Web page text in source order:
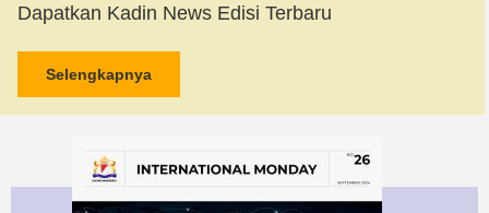
Dapatkan Kadin News Edisi Terbaru
Selengkapnya